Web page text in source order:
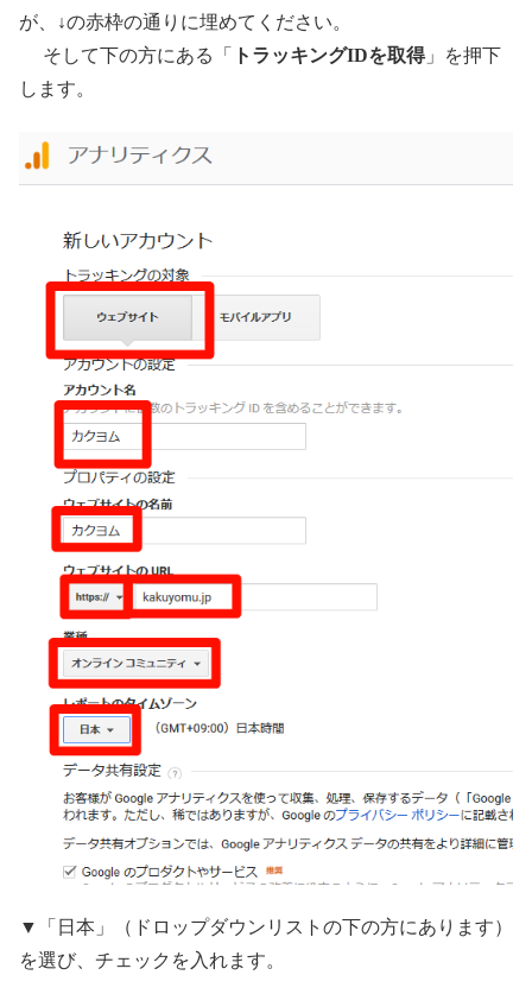
が、↓の赤枠の通りに埋めてください。
そして下の方にある「
トラッキングIDを取得」を押下
します。
▼「日本」（ドロップダウンリストの下の方にあります）
を選び、チェックを入れます。